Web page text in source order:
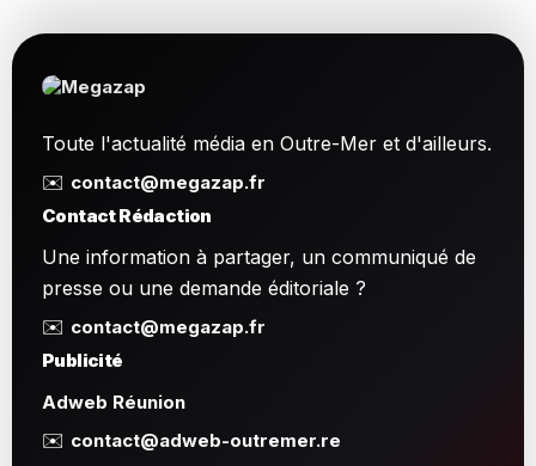
Toute l'actualité média en Outre-Mer et d'ailleurs.
✉️ contact@megazap.fr
Contact Rédaction
Une information à partager, un communiqué de
presse ou une demande éditoriale ?
✉️ contact@megazap.fr
Publicité
Adweb Réunion
✉️ contact@adweb-outremer.re